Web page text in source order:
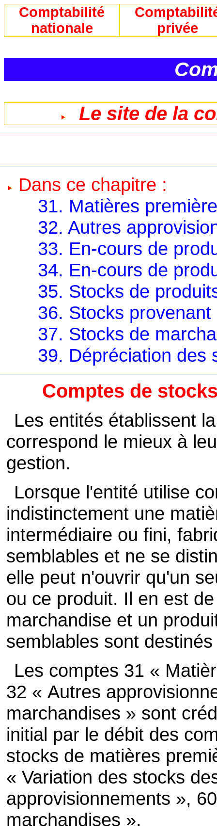
Comptabilité
nationale
privée
Le site de la
Dans ce chapitre :
31. Matières
32. Autres
33. En-cours de
34. En-cours de
35. Stocks de
36. Stocks
37. Stocks de
39. Dépréciation des
Comptes de
Les entités établissent
correspond le mieux à
gestion.
Lorsque l'entité utilise
indistinctement une
intermédiaire ou fini,
semblables et ne se
elle peut n'ouvrir qu'un
ou ce produit. Il en est
marchandise et un
semblables sont
Les comptes 31 «
32 « Autres
marchandises » sont
initial par le débit des
stocks de matières
« Variation des stocks
approvisionnements »,
marchandises ».